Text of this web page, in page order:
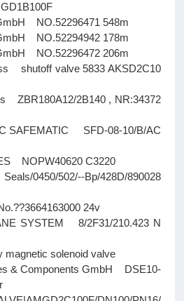
NO.52296471 548m
NO.52294942 178m
NO.52296472 206m
shutoff valve 5833 AKSD2C10
ZBR180A12/2B140 , NR:34372
SAFEMATIC SFD-08-10/B/AC
NOPW40620 C3220
0450/502/--Bp/428D/890028
24v
SYSTEM 8/2F31/210.423 N
solenoid valve
& Components GmbH DSE10-